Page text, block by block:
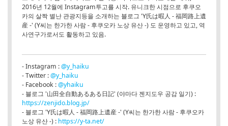
2016년 12월에 Instagram투고를 시작. 유니크한 시점으로 후쿠오
카의 살짝 별난 관광지등을 소개하는 블로그 'Y氏は暇人 - 福岡路上遺
産 -' (Y씨는 한가한 사람 - 후쿠오카 노상 유산 -) 도 운영하고 있고, 역
사연구가로서도 활동하고 있음.
- Instagram :@y_haiku
- Twitter :@y_haiku
- Facebook :@yhaiku
- 블로그 '山田全自動あるある日記' (야마다 젠지도우 공감 일기) :
https://zenjido.blog.jp/
- 블로그 'Y氏は暇人 - 福岡路上遺産 -' (Y씨는 한가한 사람 - 후쿠오카
노상 유산 -) : https://y-ta.net/